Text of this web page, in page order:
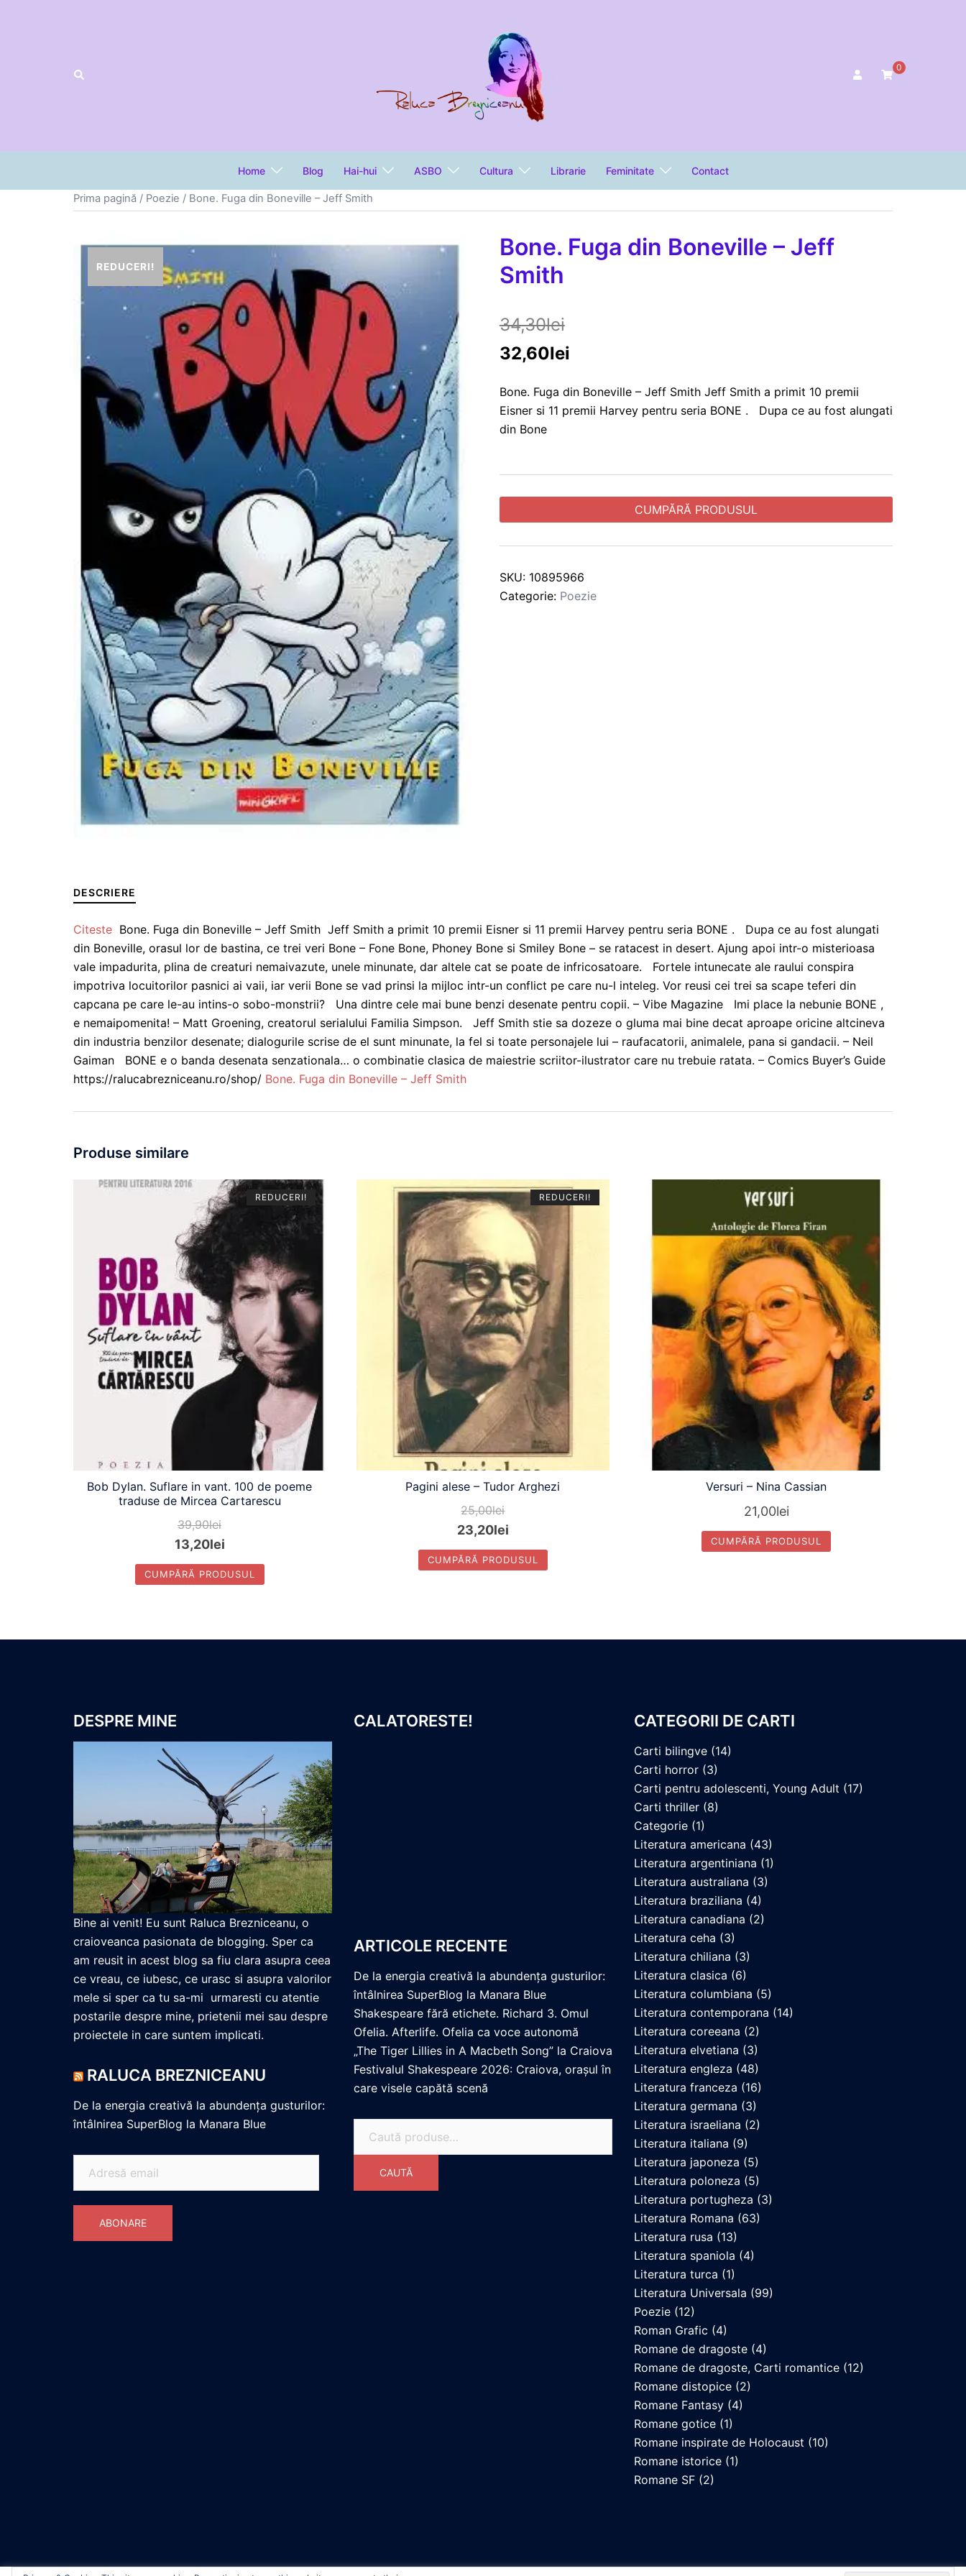
0
Home Blog Hai-hui ASBO Cultura Librarie Feminitate Contact
Prima pagină / Poezie / Bone. Fuga din Boneville – Jeff Smith
REDUCERI!
Bone. Fuga din Boneville – Jeff
Smith
34,30lei
32,60lei
Bone. Fuga din Boneville – Jeff Smith Jeff Smith a primit 10 premii
Eisner si 11 premii Harvey pentru seria BONE . Dupa ce au fost alungati
din Bone
CUMPĂRĂ PRODUSUL
SKU: 10895966
Categorie: Poezie
DESCRIERE
Citeste Bone. Fuga din Boneville – Jeff Smith Jeff Smith a primit 10 premii Eisner si 11 premii Harvey pentru seria BONE . Dupa ce au fost alungati
din Boneville, orasul lor de bastina, ce trei veri Bone – Fone Bone, Phoney Bone si Smiley Bone – se ratacest in desert. Ajung apoi intr-o misterioasa
vale impadurita, plina de creaturi nemaivazute, unele minunate, dar altele cat se poate de infricosatoare. Fortele intunecate ale raului conspira
impotriva locuitorilor pasnici ai vaii, iar verii Bone se vad prinsi la mijloc intr-un conflict pe care nu-l inteleg. Vor reusi cei trei sa scape teferi din
capcana pe care le-au intins-o sobo-monstrii? Una dintre cele mai bune benzi desenate pentru copii. – Vibe Magazine Imi place la nebunie BONE ,
e nemaipomenita! – Matt Groening, creatorul serialului Familia Simpson. Jeff Smith stie sa dozeze o gluma mai bine decat aproape oricine altcineva
din industria benzilor desenate; dialogurile scrise de el sunt minunate, la fel si toate personajele lui – raufacatorii, animalele, pana si gandacii. – Neil
Gaiman BONE e o banda desenata senzationala… o combinatie clasica de maiestrie scriitor-ilustrator care nu trebuie ratata. – Comics Buyer’s Guide
https://ralucabrezniceanu.ro/shop/ Bone. Fuga din Boneville – Jeff Smith
Produse similare
REDUCERI!
Bob Dylan. Suflare in vant. 100 de poeme
traduse de Mircea Cartarescu
39,90lei
13,20lei
CUMPĂRĂ PRODUSUL
REDUCERI!
Pagini alese – Tudor Arghezi
25,00lei
23,20lei
CUMPĂRĂ PRODUSUL
Versuri – Nina Cassian
21,00lei
CUMPĂRĂ PRODUSUL
DESPRE MINE
Bine ai venit! Eu sunt Raluca Brezniceanu, o
craioveanca pasionata de blogging. Sper ca
am reusit in acest blog sa fiu clara asupra ceea
ce vreau, ce iubesc, ce urasc si asupra valorilor
mele si sper ca tu sa-mi urmaresti cu atentie
postarile despre mine, prietenii mei sau despre
proiectele in care suntem implicati.
RALUCA BREZNICEANU
De la energia creativă la abundența gusturilor:
întâlnirea SuperBlog la Manara Blue
ABONARE
CALATORESTE!
ARTICOLE RECENTE
De la energia creativă la abundența gusturilor:
întâlnirea SuperBlog la Manara Blue
Shakespeare fără etichete. Richard 3. Omul
Ofelia. Afterlife. Ofelia ca voce autonomă
„The Tiger Lillies in A Macbeth Song” la Craiova
Festivalul Shakespeare 2026: Craiova, orașul în
care visele capătă scenă
după:
CAUTĂ
CATEGORII DE CARTI
Carti bilingve (14)
Carti horror (3)
Carti pentru adolescenti, Young Adult (17)
Carti thriller (8)
Categorie (1)
Literatura americana (43)
Literatura argentiniana (1)
Literatura australiana (3)
Literatura braziliana (4)
Literatura canadiana (2)
Literatura ceha (3)
Literatura chiliana (3)
Literatura clasica (6)
Literatura columbiana (5)
Literatura contemporana (14)
Literatura coreeana (2)
Literatura elvetiana (3)
Literatura engleza (48)
Literatura franceza (16)
Literatura germana (3)
Literatura israeliana (2)
Literatura italiana (9)
Literatura japoneza (5)
Literatura poloneza (5)
Literatura portugheza (3)
Literatura Romana (63)
Literatura rusa (13)
Literatura spaniola (4)
Literatura turca (1)
Literatura Universala (99)
Poezie (12)
Roman Grafic (4)
Romane de dragoste (4)
Romane de dragoste, Carti romantice (12)
Romane distopice (2)
Romane Fantasy (4)
Romane gotice (1)
Romane inspirate de Holocaust (10)
Romane istorice (1)
Romane SF (2)